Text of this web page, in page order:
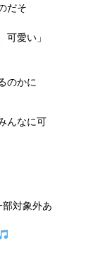
だそ
愛い」
のかに
んなに可
対象外あ